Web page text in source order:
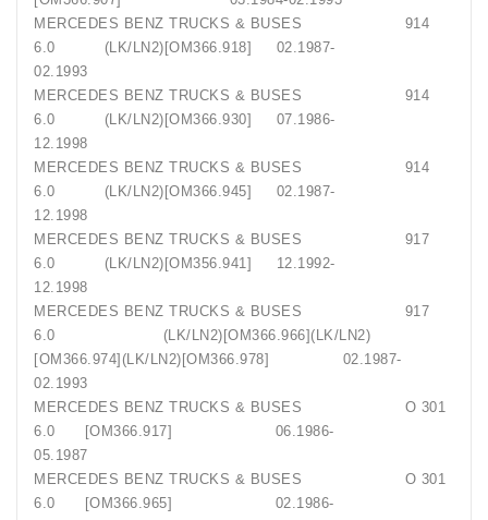
MERCEDES BENZ TRUCKS & BUSES 914
6.0 (LK/LN2)[OM366.918] 02.1987-
02.1993
MERCEDES BENZ TRUCKS & BUSES 914
6.0 (LK/LN2)[OM366.930] 07.1986-
12.1998
MERCEDES BENZ TRUCKS & BUSES 914
6.0 (LK/LN2)[OM366.945] 02.1987-
12.1998
MERCEDES BENZ TRUCKS & BUSES 917
6.0 (LK/LN2)[OM356.941] 12.1992-
12.1998
MERCEDES BENZ TRUCKS & BUSES 917
6.0 (LK/LN2)[OM366.966](LK/LN2)
[OM366.974](LK/LN2)[OM366.978] 02.1987-
02.1993
MERCEDES BENZ TRUCKS & BUSES O 301
6.0 [OM366.917] 06.1986-
05.1987
MERCEDES BENZ TRUCKS & BUSES O 301
6.0 [OM366.965] 02.1986-